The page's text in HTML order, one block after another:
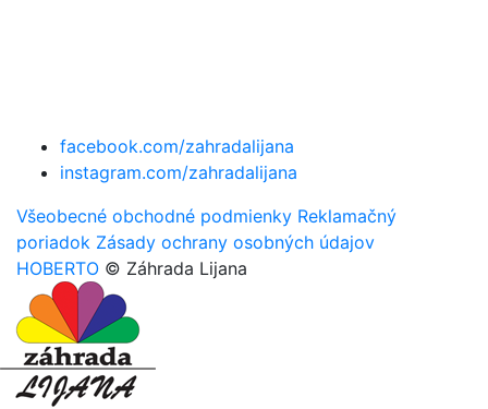
facebook.com/zahradalijana
instagram.com/zahradalijana
Všeobecné obchodné podmienky Reklamačný
poriadok Zásady ochrany osobných údajov
HOBERTO © Záhrada Lijana